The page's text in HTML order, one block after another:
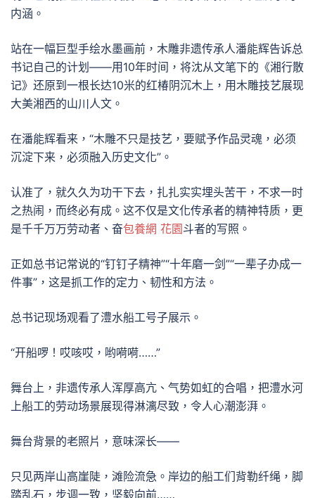
内涵。
站在一幅巨型手绘水墨画前，木雕非遗传承人潘能辉告诉总
书记自己的计划——用10年时间，将沈从文笔下的《湘行散
记》还原到一根长达10米的红椿阴沉木上，用木雕技艺展现
大美湘西的山川人文。
在潘能辉看来，“木雕不只是技艺，要赋予作品灵魂，必须
沉淀下来，必须融入历史文化”。
认准了，就久久为功干下去，扎扎实实埋头苦干，不求一时
之热闹，而终必有成。这不仅是文化传承者的精神特质，更
是千千万万劳动者、奋包養網 花園斗者的写照。
正如总书记常说的“钉钉子精神”“十年磨一剑”“一辈子办成一
件事”，这是抓工作的定力、韧性和方法。
总书记现场观看了澧水船工号子展示。
“开船啰！哎咳哎，哟嗬嗬……”
舞台上，非遗传承人浑厚高亢、气势如虹的合唱，把澧水河
上船工的劳动场景展现得淋漓尽致，令人心潮澎湃。
舞台背景的老照片，意味深长——
只见两岸山高崖陡，滩险流急。岸边的船工们背勒纤绳，脚
踏乱石，步调一致，坚毅向前……